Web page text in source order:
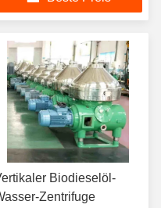
Biodieselöl-
Zentrifuge